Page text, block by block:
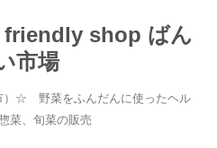
shop ばん
市場
）☆ 野菜をふんだんに使ったヘル
菜、旬菜の販売